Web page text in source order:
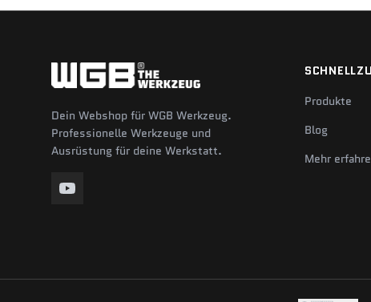
Dein Webshop für WGB Werkzeug.
Professionelle Werkzeuge und
Ausrüstung für deine Werkstatt.
Produkte
Blog
Mehr